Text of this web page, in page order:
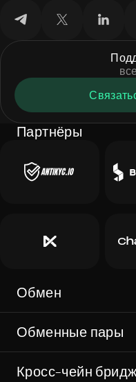
Партнёры
Обмен
Обменные пары
Кросс-чейн бридж